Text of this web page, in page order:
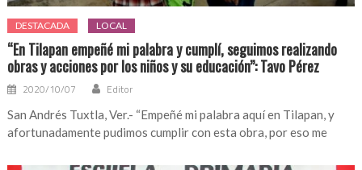
DESTACADA LOCAL
“En Tilapan empeñé mi palabra y cumplí, seguimos realizando
obras y acciones por los niños y su educación”: Tavo Pérez
2020/10/07 Editor
San Andrés Tuxtla, Ver.- “Empeñé mi palabra aquí en Tilapan, y
afortunadamente pudimos cumplir con esta obra, por eso me